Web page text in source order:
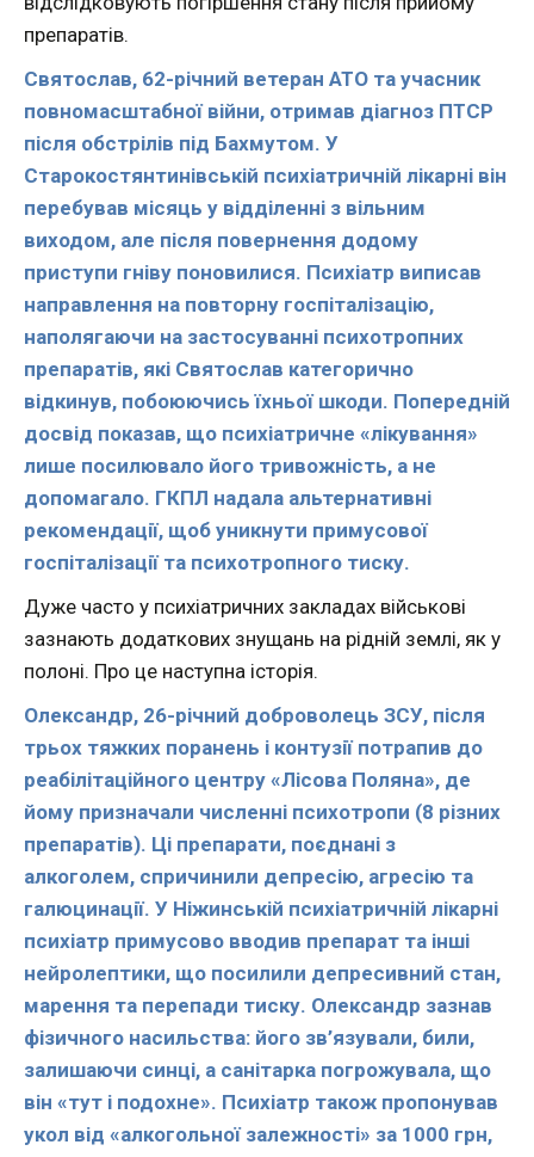
препаратів.
Святослав, 62-річний ветеран АТО та учасник
повномасштабної війни, отримав діагноз ПТСР
після обстрілів під Бахмутом. У
Старокостянтинівській психіатричній лікарні він
перебував місяць у відділенні з вільним
виходом, але після повернення додому
приступи гніву поновилися. Психіатр виписав
направлення на повторну госпіталізацію,
наполягаючи на застосуванні психотропних
препаратів, які Святослав категорично
відкинув, побоюючись їхньої шкоди. Попередній
досвід показав, що психіатричне «лікування»
лише посилювало його тривожність, а не
допомагало. ГКПЛ надала альтернативні
рекомендації, щоб уникнути примусової
госпіталізації та психотропного тиску.
Дуже часто у психіатричних закладах військові
зазнають додаткових знущань на рідній землі, як у
полоні. Про це наступна історія.
Олександр, 26-річний доброволець ЗСУ, після
трьох тяжких поранень і контузії потрапив до
реабілітаційного центру «Лісова Поляна», де
йому призначали численні психотропи (8 різних
препаратів). Ці препарати, поєднані з
алкоголем, спричинили депресію, агресію та
галюцинації. У Ніжинській психіатричній лікарні
психіатр примусово вводив препарат та інші
нейролептики, що посилили депресивний стан,
марення та перепади тиску. Олександр зазнав
фізичного насильства: його зв’язували, били,
залишаючи синці, а санітарка погрожувала, що
він «тут і подохне». Психіатр також пропонував
укол від «алкогольної залежності» за 1000 грн,